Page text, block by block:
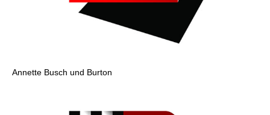
Annette Busch und Burton